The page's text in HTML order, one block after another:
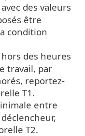
des valeurs
être
condition
des heures
travail, par
reportez-
T1.
entre
T2.